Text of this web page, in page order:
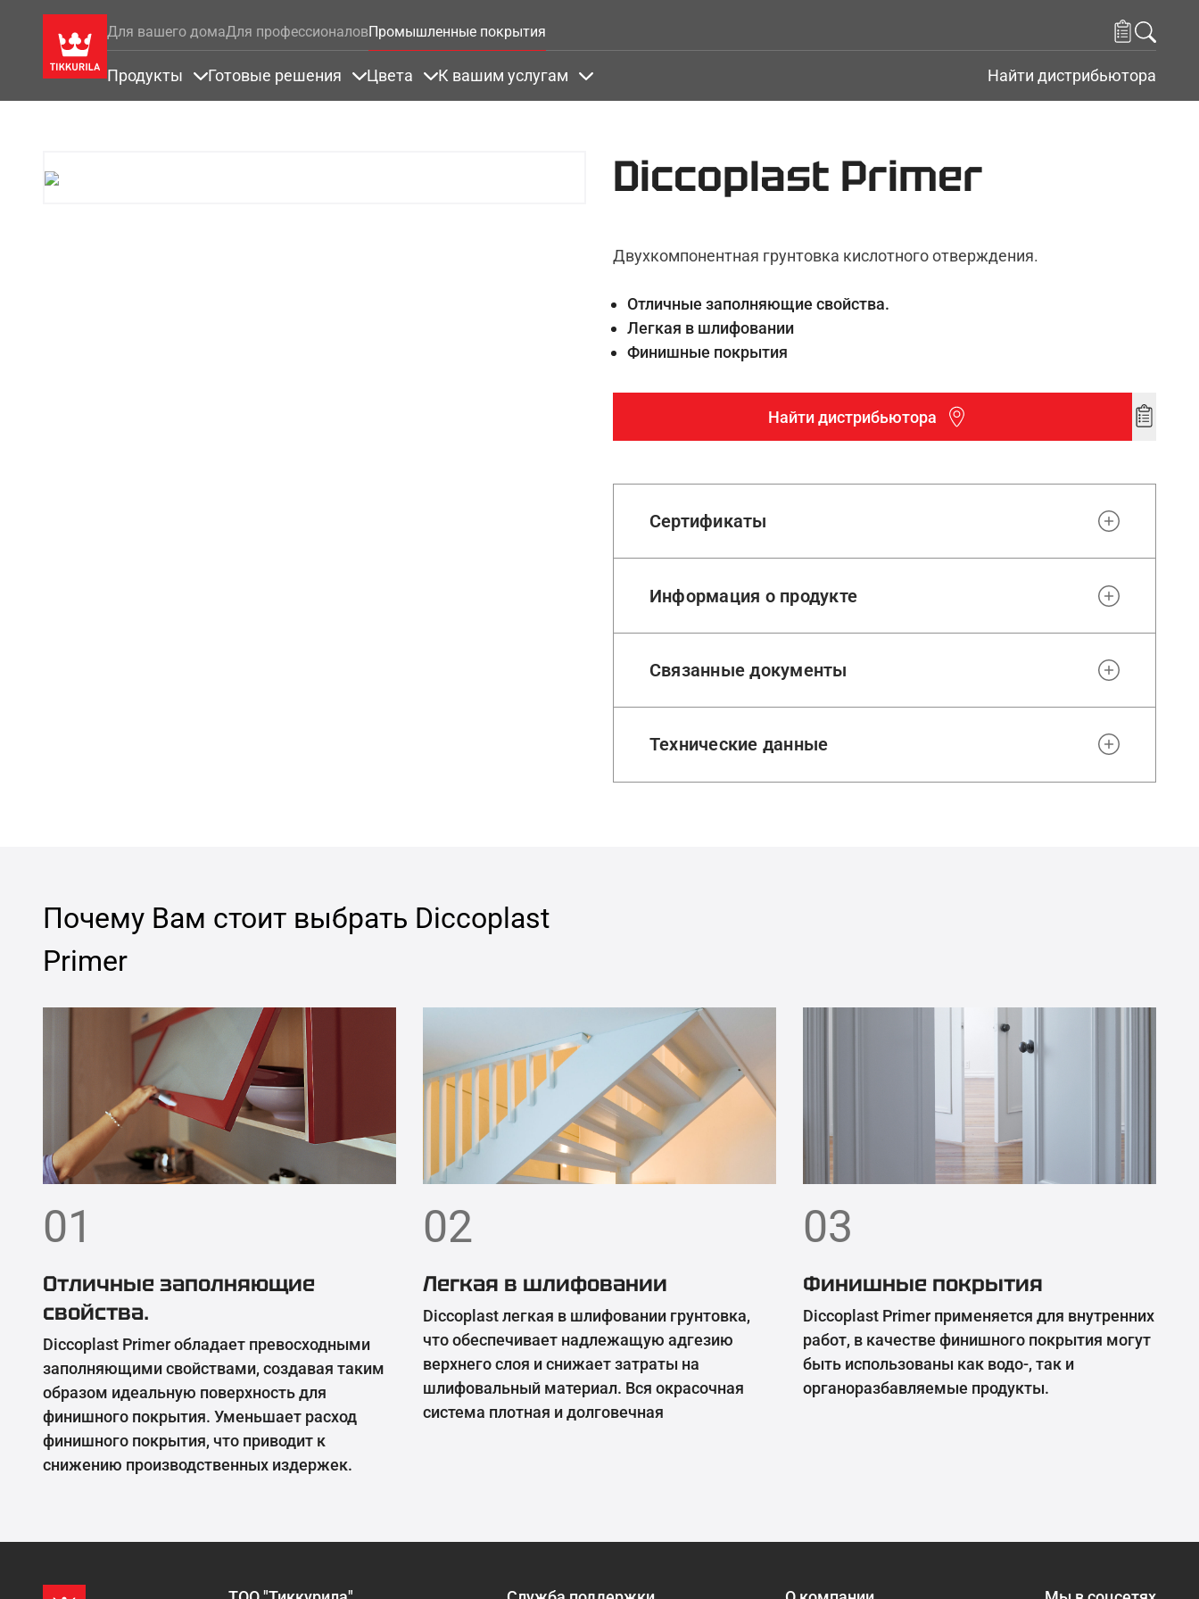
Для вашего домаДля профессионаловПромышленные покрытия
Продукты Готовые решения Цвета К вашим услугам Найти дистрибьютора
Diccoplast Primer
Двухкомпонентная грунтовка кислотного отверждения.
Отличные заполняющие свойства.
Легкая в шлифовании
Финишные покрытия
Найти дистрибьютора
Add
Сертификаты
Информация о продукте
Связанные документы
Технические данные
Почему Вам стоит выбрать Diccoplast
Primer
01
Отличные заполняющие
свойства.
Diccoplast Primer обладает превосходными
заполняющими свойствами, создавая таким
образом идеальную поверхность для
финишного покрытия. Уменьшает расход
финишного покрытия, что приводит к
снижению производственных издержек.
02
Легкая в шлифовании
Diccoplast легкая в шлифовании грунтовка,
что обеспечивает надлежащую адгезию
верхнего слоя и снижает затраты на
шлифовальный материал. Вся окрасочная
система плотная и долговечная
03
Финишные покрытия
Diccoplast Primer применяется для внутренних
работ, в качестве финишного покрытия могут
быть использованы как водо-, так и
органоразбавляемые продукты.